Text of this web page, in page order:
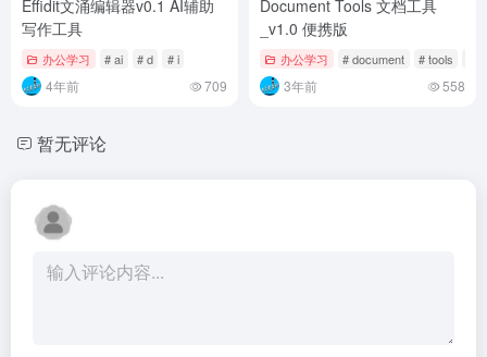
Effidit文涌编辑器v0.1 AI辅助
写作工具
办公学习 # ai # d # i
4年前 709
Document Tools 文档工具
_v1.0 便携版
办公学习 # document # tools
3年前 558
暂无评论